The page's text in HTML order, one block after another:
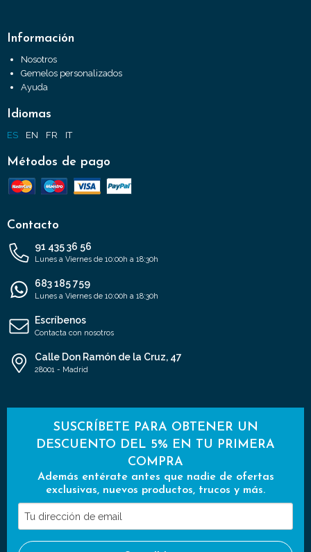
Información
Nosotros
Gemelos personalizados
Ayuda
Idiomas
ES EN FR IT
Métodos de pago
Contacto
91 435 36 56
Lunes a Viernes de 10:00h a 18:30h
683 185 759
Lunes a Viernes de 10:00h a 18:30h
Escríbenos
Contacta con nosotros
Calle Don Ramón de la Cruz, 47
28001 - Madrid
SUSCRÍBETE PARA OBTENER UN
DESCUENTO DEL 5% EN TU PRIMERA
COMPRA
Además entérate antes que nadie de ofertas
exclusivas, nuevos productos, trucos y más.
Tu
dirección
de